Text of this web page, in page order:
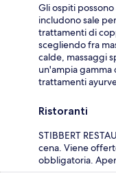
Gli ospiti
includono sale
trattamenti di
scegliendo fra
calde, massaggi
un'ampia
trattamenti
Ristoranti
STIBBERT
cena. Viene
obbligatoria.